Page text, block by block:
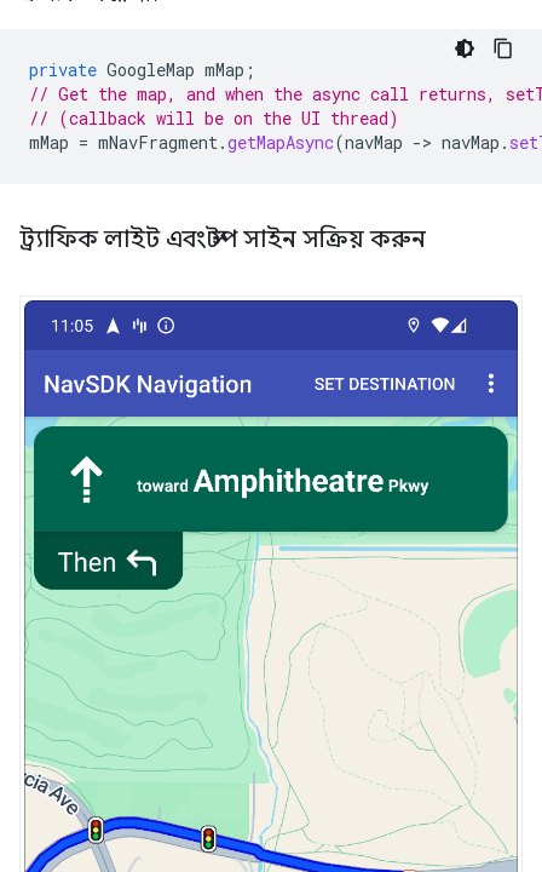
private GoogleMap mMap ;
// Get the map, and when the async call returns,
// (callback will be on the UI thread)
mMap = mNavFragment .getMapAsync(navMap -> navMap .
ট্র্যাফিক লাইট এবং স্টপ সাইন সক্রিয় করুন